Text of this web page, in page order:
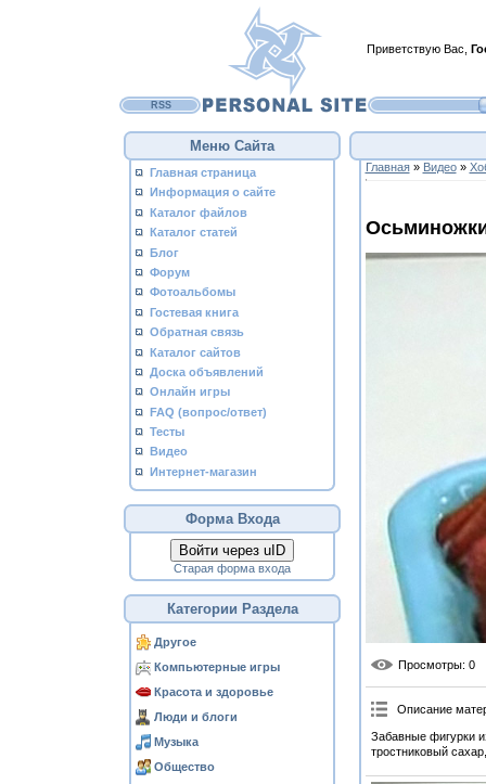
Приветствую Вас
RSS
Меню Сайта
Главная страница
Информация о сайте
Каталог файлов
Каталог статей
Блог
Форум
Фотоальбомы
Гостевая книга
Обратная связь
Каталог сайтов
Доска объявлений
Онлайн игры
FAQ (вопрос/ответ)
Тесты
Видео
Интернет-магазин
Форма Входа
Войти через uID
Старая форма входа
Категории Раздела
Другое
Компьютерные игры
Красота и здоровье
Люди и блоги
Музыка
Общество
Главная» Видео»
Просмотры: 0
Описание
Забавные фигурки
тростниковый